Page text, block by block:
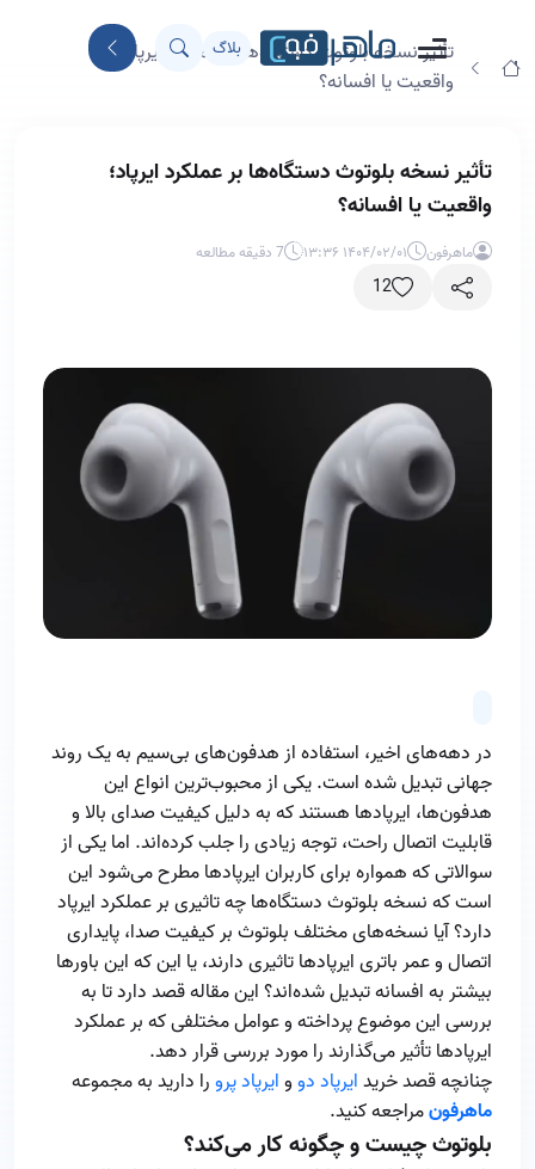
بلاگ
تأثیر نسخه بلوتوث دستگاه‌ها بر عملکرد ایرپاد؛
واقعیت یا افسانه؟
تأثیر نسخه بلوتوث دستگاه‌ها بر عملکرد ایرپاد؛
واقعیت یا افسانه؟
ماهرفون ۱۴۰۴/۰۲/۰۱ ۱۳:۳۶ 7 دقیقه مطالعه
12
در دهه‌های اخیر، استفاده از هدفون‌های بی‌سیم به یک روند
جهانی تبدیل شده است. یکی از محبوب‌ترین انواع این
هدفون‌ها، ایرپادها هستند که به دلیل کیفیت صدای بالا و
قابلیت اتصال راحت، توجه زیادی را جلب کرده‌اند. اما یکی از
سوالاتی که همواره برای کاربران ایرپادها مطرح می‌شود این
است که نسخه بلوتوث دستگاه‌ها چه تاثیری بر عملکرد ایرپاد
دارد؟ آیا نسخه‌های مختلف بلوتوث بر کیفیت صدا، پایداری
اتصال و عمر باتری ایرپادها تاثیری دارند، یا این که این باورها
بیشتر به افسانه تبدیل شده‌اند؟ این مقاله قصد دارد تا به
بررسی این موضوع پرداخته و عوامل مختلفی که بر عملکرد
ایرپادها تأثیر می‌گذارند را مورد بررسی قرار دهد.
چنانچه قصد خریدایرپاد دووایرپاد پرورا دارید به مجموعه
ماهرفونمراجعه کنید.
بلوتوث چیست و چگونه کار می‌کند؟